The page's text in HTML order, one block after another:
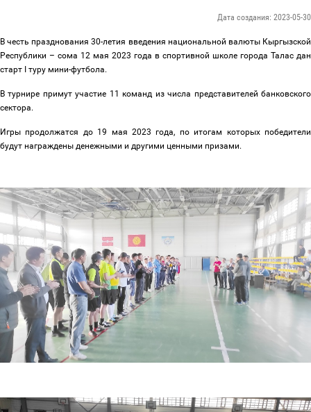
Дата создания: 2023-05-30
В честь празднования 30-летия введения национальной валюты Кыргызской
Республики – сома 12 мая 2023 года в спортивной школе города Талас дан
старт I туру мини-футбола.
В турнире примут участие 11 команд из числа представителей банковского
сектора.
Игры продолжатся до 19 мая 2023 года, по итогам которых победители
будут награждены денежными и другими ценными призами.